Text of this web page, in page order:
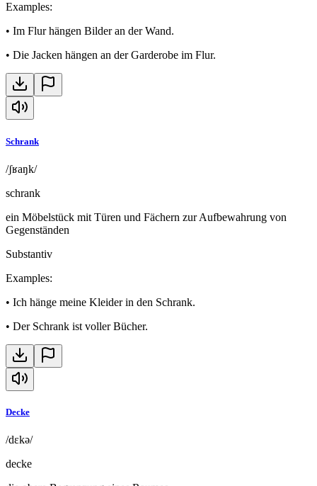
Examples:
• Im Flur hängen Bilder an der Wand.
• Die Jacken hängen an der Garderobe im Flur.
Schrank
/ʃʁaŋk/
schrank
ein Möbelstück mit Türen und Fächern zur Aufbewahrung von
Gegenständen
Substantiv
Examples:
• Ich hänge meine Kleider in den Schrank.
• Der Schrank ist voller Bücher.
Decke
/dɛkə/
decke